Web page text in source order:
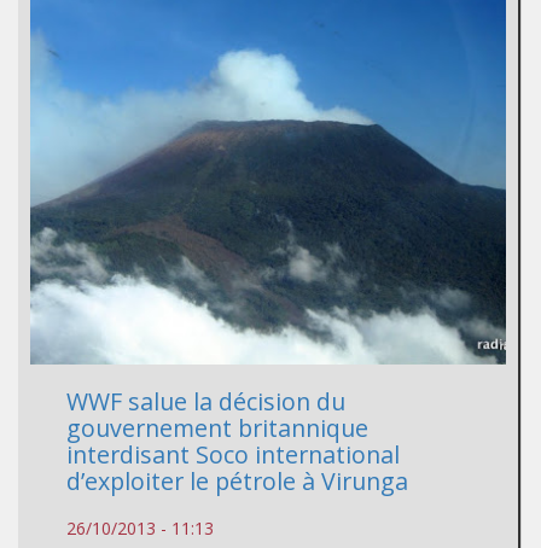
WWF salue la décision du
gouvernement britannique
interdisant Soco international
d’exploiter le pétrole à Virunga
26/10/2013 - 11:13